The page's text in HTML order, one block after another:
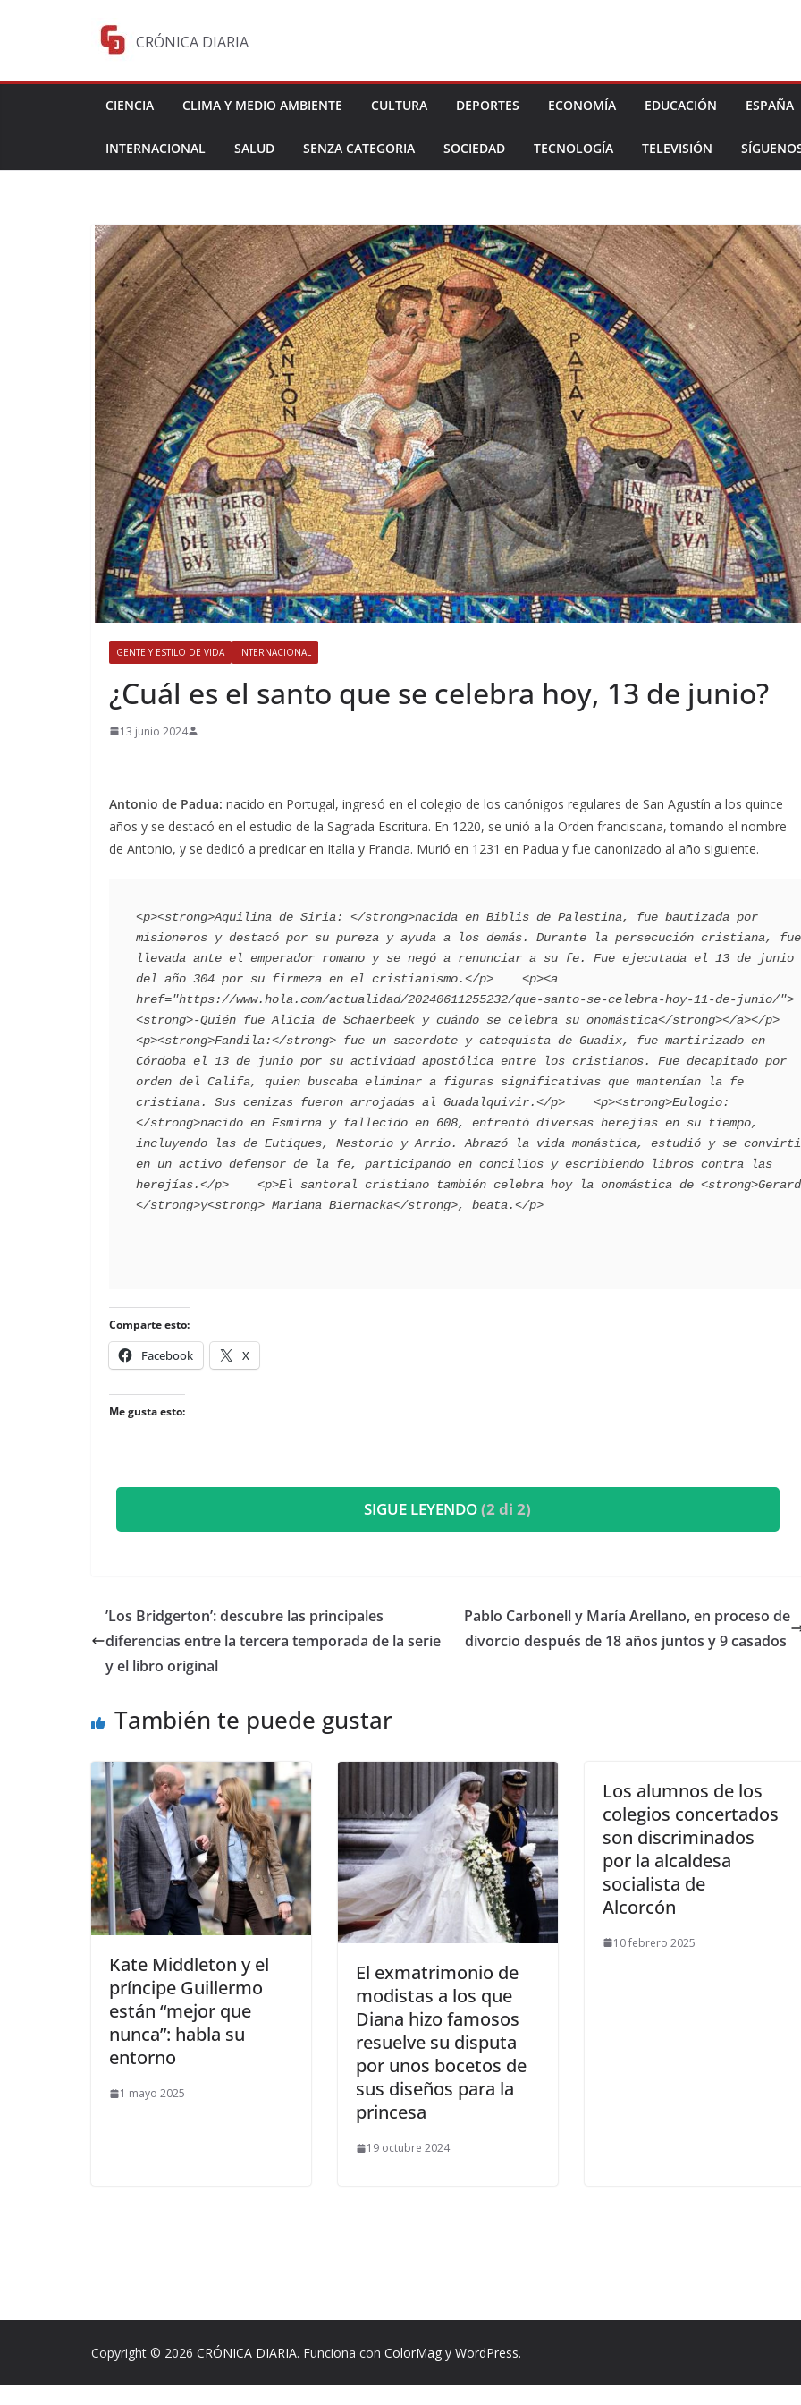
CRÓNICA DIARIA
CIENCIA CLIMA Y MEDIO AMBIENTE CULTURA DEPORTES ECONOMÍA EDUCACIÓN ESPAÑA
INTERNACIONAL SALUD SENZA CATEGORIA SOCIEDAD TECNOLOGÍA TELEVISIÓN
GENTE Y ESTILO DE VIDA INTERNACIONAL
​¿Cuál es el santo que se celebra hoy, 13 de junio?
13 junio 2024
Antonio de Padua: nacido en Portugal, ingresó en el colegio de los canónigos regulares de San Agustín a los quince
años y se destacó en el estudio de la Sagrada Escritura. En 1220, se unió a la Orden franciscana, tomando el nombre
de Antonio, y se dedicó a predicar en Italia y Francia. Murió en 1231 en Padua y fue canonizado al año siguiente.
<p><strong>Aquilina de Siria: </strong>nacida en Biblis de Palestina, fue bautizada por
misioneros y destacó por su pureza y ayuda a los demás. Durante la persecución cristiana, fue
llevada ante el emperador romano y se negó a renunciar a su fe. Fue ejecutada el 13 de junio
del año 304 por su firmeza en el cristianismo.</p>    <p><a
href="https://www.hola.com/actualidad/20240611255232/que-santo-se-celebra-hoy-11-de-junio/">
<strong>-Quién fue Alicia de Schaerbeek y cuándo se celebra su onomástica</strong></a></p>
<p><strong>Fandila:</strong> fue un sacerdote y catequista de Guadix, fue martirizado en
Córdoba el 13 de junio por su actividad apostólica entre los cristianos. Fue decapitado por
orden del Califa, quien buscaba eliminar a figuras significativas que mantenían la fe
cristiana. Sus cenizas fueron arrojadas al Guadalquivir.</p>    <p><strong>Eulogio:
</strong>nacido en Esmirna y fallecido en 608, enfrentó diversas herejías en su tiempo,
incluyendo las de Eutiques, Nestorio y Arrio. Abrazó la vida monástica, estudió y se
en un activo defensor de la fe, participando en concilios y escribiendo libros contra las
herejías.</p>    <p>El santoral cristiano también celebra hoy la onomástica de
Comparte esto:
Facebook X
Me gusta esto:
SIGUE LEYENDO(2 di 2)
​’Los Bridgerton’: descubre las principales
diferencias entre la tercera temporada de la serie
y el libro original
​Pablo Carbonell y María Arellano, en proceso de
divorcio después de 18 años juntos y 9 casados
También te puede gustar
​Kate Middleton y el
príncipe Guillermo
están “mejor que
nunca”: habla su
entorno
1 mayo 2025
​El exmatrimonio de
modistas a los que
Diana hizo famosos
resuelve su disputa
por unos bocetos de
sus diseños para la
princesa
19 octubre 2024
Los alumnos de los
colegios concertados
son discriminados
por la alcaldesa
socialista de
Alcorcón
10 febrero 2025
Copyright © 2026 CRÓNICA DIARIA. Funciona con ColorMag y WordPress.